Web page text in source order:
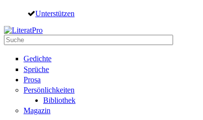
Direkt zum Inhalt
Unterstützen
Suche
Gedichte
Sprüche
Prosa
Persönlichkeiten
Bibliothek
Magazin